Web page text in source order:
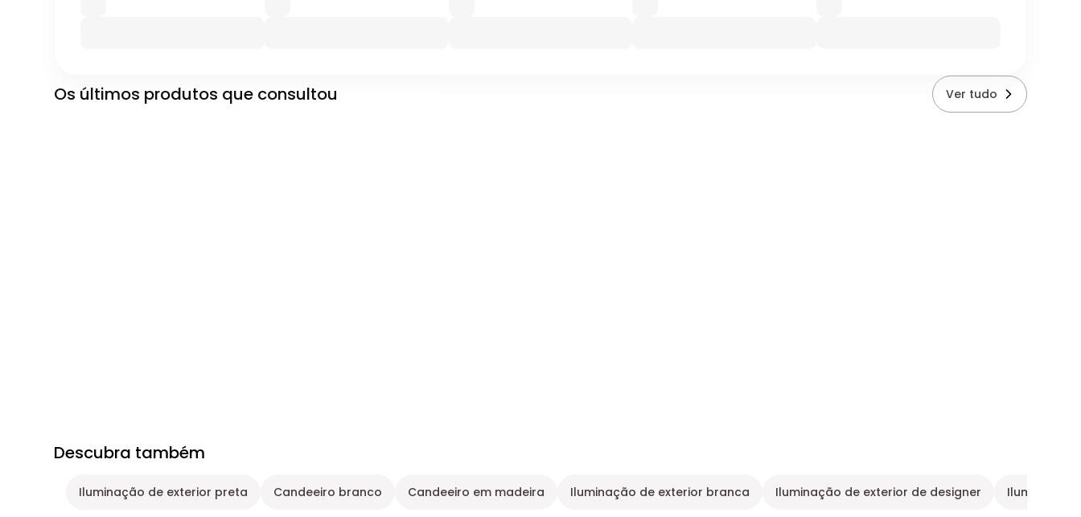
Os últimos produtos que consultou Ver tudo
Descubra também
Iluminação de exterior preta Candeeiro branco Candeeiro em madeira Iluminação de exterior branca Iluminação de exterior de designer Iluminação